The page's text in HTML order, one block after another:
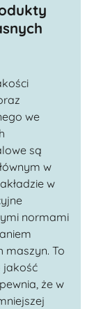
we
są
w
w
normami
maszyn. To
jakość
że w